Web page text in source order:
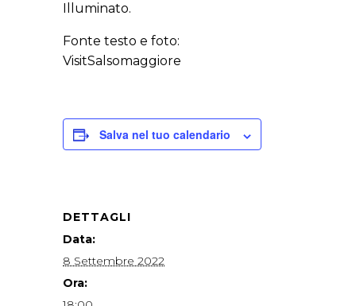
Illuminato.
Fonte testo e foto:
VisitSalsomaggiore
Salva nel tuo calendario
DETTAGLI
Data:
8 Settembre 2022
Ora: